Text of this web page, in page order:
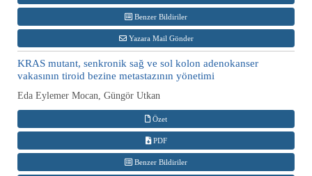
Benzer Bildiriler
Yazara Mail Gönder
KRAS mutant, senkronik sağ ve sol kolon adenokanser
vakasının tiroid bezine metastazının yönetimi
Eda Eylemer Mocan, Güngör Utkan
Özet
PDF
Benzer Bildiriler